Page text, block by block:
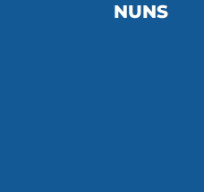
NUNS